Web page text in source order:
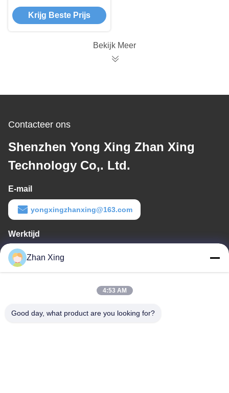
rollen banden
wikkeling machine
Krijg Beste Prijs
Bekijk Meer
Contacteer ons
Shenzhen Yong Xing Zhan Xing
Technology Co,. Ltd.
E-mail
yongxingzhanxing@163.com
Werktijd
8:00-20:00
Ons adres
de bijlage bij Verordening (EG) nr. 1225/2009 vermelde
Zhan Xing
4:53 AM
Good day, what product are you looking for?